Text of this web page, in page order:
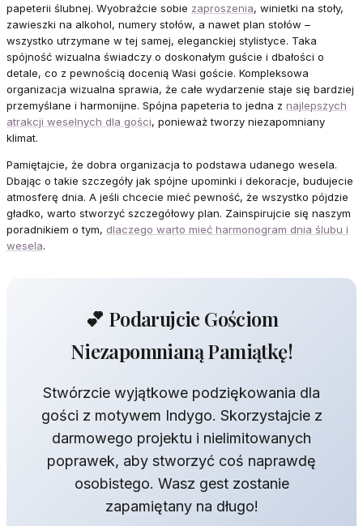
papeterii ślubnej. Wyobraźcie sobie zaproszenia, winietki na stoły,
zawieszki na alkohol, numery stołów, a nawet plan stołów –
wszystko utrzymane w tej samej, eleganckiej stylistyce. Taka
spójność wizualna świadczy o doskonałym guście i dbałości o
detale, co z pewnością docenią Wasi goście. Kompleksowa
organizacja wizualna sprawia, że całe wydarzenie staje się bardziej
przemyślane i harmonijne. Spójna papeteria to jedna z najlepszych
atrakcji weselnych dla gości, ponieważ tworzy niezapomniany
klimat.
Pamiętajcie, że dobra organizacja to podstawa udanego wesela.
Dbając o takie szczegóły jak spójne upominki i dekoracje, budujecie
atmosferę dnia. A jeśli chcecie mieć pewność, że wszystko pójdzie
gładko, warto stworzyć szczegółowy plan. Zainspirujcie się naszym
poradnikiem o tym, dlaczego warto mieć harmonogram dnia ślubu i
wesela.
💕 Podarujcie Gościom
Niezapomnianą Pamiątkę!
Stwórzcie wyjątkowe podziękowania dla
gości z motywem Indygo. Skorzystajcie z
darmowego projektu i nielimitowanych
poprawek, aby stworzyć coś naprawdę
osobistego. Wasz gest zostanie
zapamiętany na długo!